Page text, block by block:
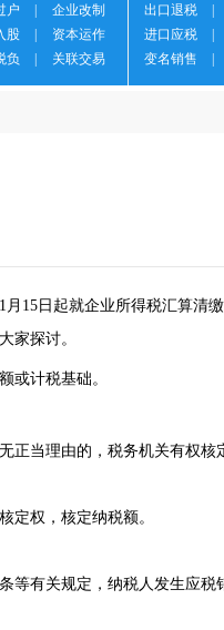
户
企业改制
股
资本运作
负
关联交易
出口退税
进口应税
变名销售
15日起就企业所得税汇算清
家探讨。
计税基础。
当理由的，税务机关有权核
权，核定纳税额。
有关规定，纳税人发生应税